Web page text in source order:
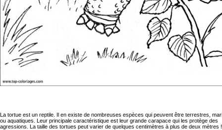
La tortue est un reptile. Il en existe de nombreuses espèces qui peuvent être terrestres,
ou aquatiques. Leur principale caractéristique est leur grande carapace qui les protège des
agressions. La taille des tortues peut varier de quelques centimètres à plus de deux mètres !